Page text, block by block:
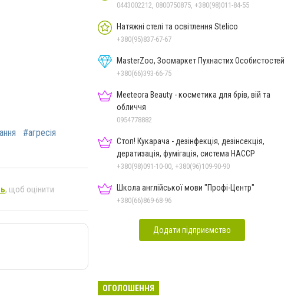
#агресія
, щоб оцінити
0443002212, 0800750875, +380(98)011-84-55
Натяжні стелі та освітлення Stelico
+380(95)837-67-67
MasterZoo, Зоомаркет Пухнастих Особистостей
+380(66)393-66-75
Meeteora Beauty - косметика для брів, вій та
обличчя
0954778882
Стоп! Кукарача - дезінфекція, дезінсекція,
дератизація, фумігація, система HACCP
+380(98)091-10-00, +380(96)109-90-90
Школа англійської мови "Профі-Центр"
+380(66)869-68-96
Додати підприємство
ОГОЛОШЕННЯ